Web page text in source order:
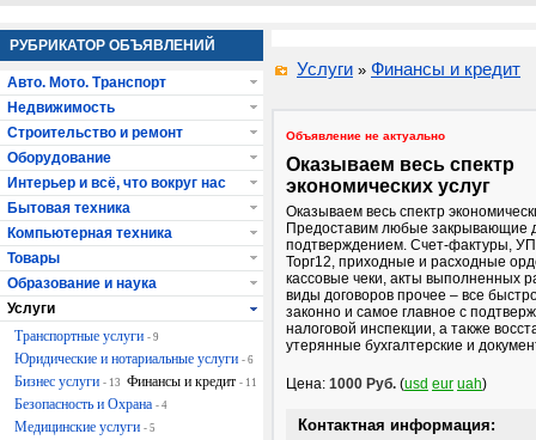
Услуги » Финансы и кредит
Объявление не актуально
Оказываем весь спектр
экономических услуг
Оказываем весь спектр
Предоставим любые закрывающие
подтверждением. Cчет-фактуры,
Торг12, приходные и расходные
кассовые чеки, акты выполненных
виды договоров прочее – все
законно и самое главное с
налоговой инспекции, а также
утерянные бухгалтерские и
Цена: 1000 Руб. (usd eur uah)
Контактная информация:
РУБРИКАТОР ОБЪЯВЛЕНИЙ
Авто. Мото. Транспорт
Недвижимость
Строительство и ремонт
Оборудование
Интерьер и всё, что вокруг нас
Бытовая техника
Компьютерная техника
Товары
Образование и наука
Услуги
Транспортные услуги - 9
Юридические и нотариальные услуги - 6
Бизнес услуги - 13 Финансы и кредит - 11
Безопасность и Охрана - 4
Медицинские услуги - 5